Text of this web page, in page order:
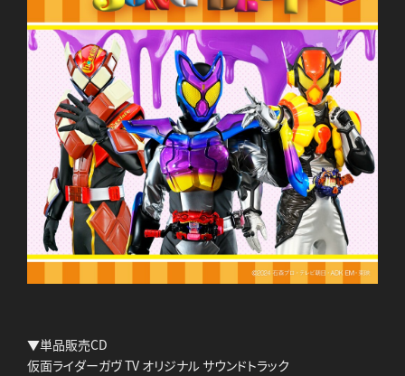
▼単品販売CD
仮面ライダーガヴ TV オリジナル サウンドトラック